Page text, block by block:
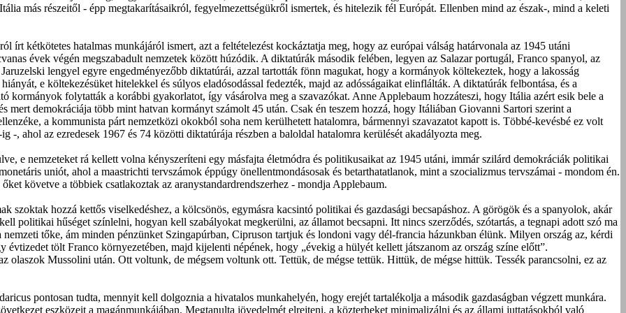
más részeitől - épp megtakarításaikról, fegyelmezettségükről ismertek, és hitelezik fél Európát. Ellenben mind az észak-, mind a keleti
kétkötetes hatalmas munkájáról ismert, azt a feltételezést kockáztatja meg, hogy az európai válság határvonala az 1945 utáni
évek végén megszabadult nemzetek között húzódik. A diktatúrák második felében, legyen az Salazar portugál, Franco spanyol, az
lengyel egyre engedményezőbb diktatúrái, azzal tartották fönn magukat, hogy a kormányok költekeztek, hogy a lakosság
e költekezésüket hitelekkel és súlyos eladósodással fedezték, majd az adósságaikat elinflálták. A diktatúrák felbontása, és a
kormányok folytatták a korábbi gyakorlatot, így vásárolva meg a szavazókat. Anne Applebaum hozzáteszi, hogy Itália azért esik bele a
mert demokráciája több mint hatvan kormányt számolt 45 után. Csak én teszem hozzá, hogy Itáliában Giovanni Sartori szerint a
a kommunista párt nemzetközi okokból soha nem kerülhetett hatalomra, bármennyi szavazatot kapott is. Többé-kevésbé ez volt
-, ahol az ezredesek 1967 és 74 közötti diktatúrája részben a baloldal hatalomra kerülését akadályozta meg.
e nemzeteket rá kellett volna kényszeríteni egy másfajta életmódra és politikusaikat az 1945 utáni, immár szilárd demokráciák politikai
uniót, ahol a maastrichti tervszámok éppúgy önellentmondásosak és betarthatatlanok, mint a szocializmus tervszámai - mondom én.
követve a többiek csatlakoztak az aranystandardrendszerhez - mondja Applebaum.
szoktak hozzá kettős viselkedéshez, a kölcsönös, egymásra kacsintó politikai és gazdasági becsapáshoz. A görögök és a spanyolok, akár
politikai hűséget színlelni, hogyan kell szabályokat megkerülni, az államot becsapni. Itt nincs szerződés, szótartás, a tegnapi adott szó ma
tőke, ám minden pénzünket Szingapúrban, Cipruson tartjuk és londoni vagy dél-francia házunkban élünk. Milyen ország az, kérdi
tölt Franco környezetében, majd kijelenti népének, hogy „évekig a hülyét kellett játszanom az ország színe előtt”.
olaszok Mussolini után. Ott voltunk, de mégsem voltunk ott. Tettük, de mégse tettük. Hittük, de mégse hittük. Tessék parancsolni, ez az
pontosan tudta, mennyit kell dolgoznia a hivatalos munkahelyén, hogy erejét tartalékolja a második gazdaságban végzett munkára.
eszközeit a magánmunkájában. Megtanulta jövedelmét elrejteni, a közterheket minimalizálni és az állami juttatásokból való